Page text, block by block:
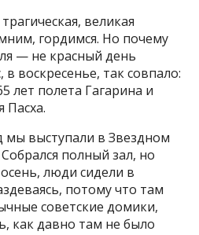
великая
гордимся. Но почему
— не красный день
в воскресенье, так совпало:
лет полета Гагарина и
Пасха.
мы выступали в Звездном
полный зал, но
люди сидели в
потому что там
советские домики,
как давно там не было